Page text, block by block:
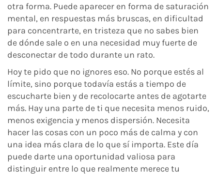
otra forma. Puede aparecer en forma de saturación
mental, en respuestas más bruscas, en dificultad
para concentrarte, en tristeza que no sabes bien
de dónde sale o en una necesidad muy fuerte de
desconectar de todo durante un rato.
Hoy te pido que no ignores eso. No porque estés al
límite, sino porque todavía estás a tiempo de
escucharte bien y de recolocarte antes de agotarte
más. Hay una parte de ti que necesita menos ruido,
menos exigencia y menos dispersión. Necesita
hacer las cosas con un poco más de calma y con
una idea más clara de lo que sí importa. Este día
puede darte una oportunidad valiosa para
distinguir entre lo que realmente merece tu